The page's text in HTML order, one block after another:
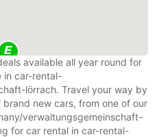
available all year round for
in car-rental-
lörrach. Travel your way by
new cars, from one of our
verwaltungsgemeinschaft-
for car rental in car-rental-